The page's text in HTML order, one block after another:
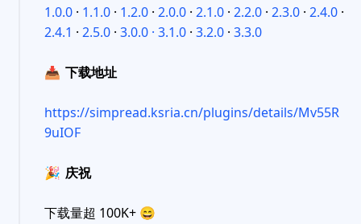
1.0.0 · 1.1.0 · 1.2.0 · 2.0.0 · 2.1.0 · 2.2.0 · 2.3.0 · 2.4.0 ·
2.4.1 · 2.5.0 · 3.0.0 · 3.1.0 · 3.2.0 · 3.3.0
📥 下载地址
https://simpread.ksria.cn/plugins/details/Mv55R
9uIOF
🎉 庆祝
下载量超 100K+ 😄